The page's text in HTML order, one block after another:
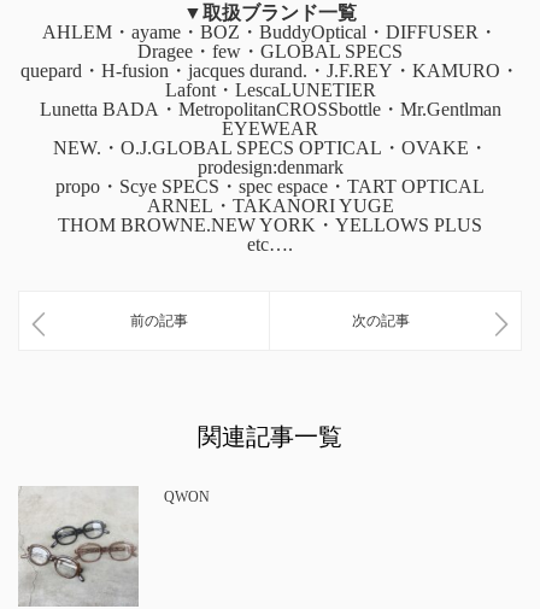
▼取扱ブランド一覧
AHLEM・ayame・BOZ・BuddyOptical・DIFFUSER・
Dragee・few・GLOBAL SPECS
quepard・H-fusion・jacques durand.・J.F.REY・KAMURO・
Lafont・LescaLUNETIER
Lunetta BADA・MetropolitanCROSSbottle・Mr.Gentlman
EYEWEAR
NEW.・O.J.GLOBAL SPECS OPTICAL・OVAKE・
prodesign:denmark
propo・Scye SPECS・spec espace・TART OPTICAL
ARNEL・TAKANORI YUGE
THOM BROWNE.NEW YORK・YELLOWS PLUS
etc….
前の記事 次の記事
関連記事一覧
QWON